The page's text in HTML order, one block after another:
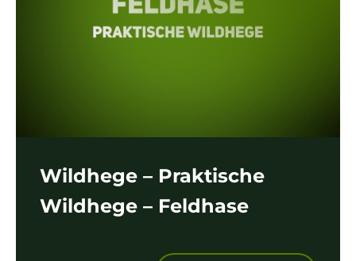
Wildhege – Praktische
Wildhege – Feldhase